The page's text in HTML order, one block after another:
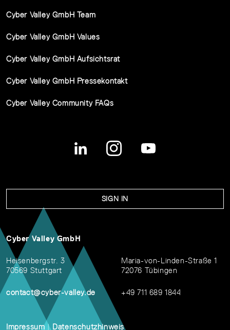
Cyber Valley GmbH Team
Cyber Valley GmbH Values
Cyber Valley GmbH Aufsichtsrat
Cyber Valley GmbH Pressekontakt
Cyber Valley Community FAQs
SIGN IN
Cyber Valley GmbH
Heisenbergstr. 3
70569 Stuttgart
contact@cyber-valley.de
Maria-von-Linden-Straße 1
72076 Tübingen
+49 711 689 1844
Impressum | Datenschutzhinweis